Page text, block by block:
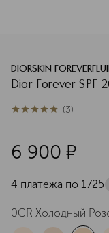
DIORSKIN
Dior Forever SPF
5из 53 (3)
6 900 ¤
4 платежа по 1725
0CR Холодный